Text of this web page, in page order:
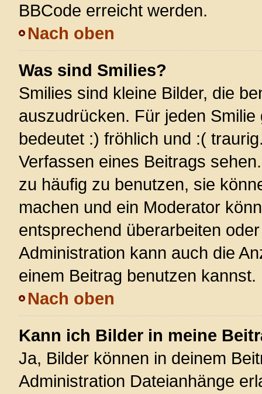
BBCode erreicht werden.
Nach oben
Was sind Smilies?
Smilies sind kleine Bilder, die
auszudrücken. Für jeden
bedeutet :) fröhlich und :(
Verfassen eines Beitrags
zu häufig zu benutzen, sie
machen und ein Moderator
entsprechend überarbeiten
Administration kann auch die
einem Beitrag benutzen kannst.
Nach oben
Kann ich Bilder in meine
Ja, Bilder können in deinem
Administration Dateianhänge